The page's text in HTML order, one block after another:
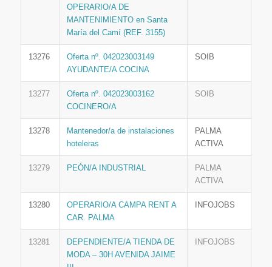
OPERARIO/A DE
MANTENIMIENTO en Santa
María del Camí (REF. 3155)
13276
Oferta nº. 042023003149
AYUDANTE/A COCINA
SOIB
13277
Oferta nº. 042023003162
COCINERO/A
SOIB
13278
Mantenedor/a de instalaciones
hoteleras
PALMA
ACTIVA
13279 PEÓN/A INDUSTRIAL
PALMA
ACTIVA
13280
OPERARIO/A CAMPA RENT A
CAR. PALMA
INFOJOBS
13281
DEPENDIENTE/A TIENDA DE
MODA – 30H AVENIDA JAIME
INFOJOBS